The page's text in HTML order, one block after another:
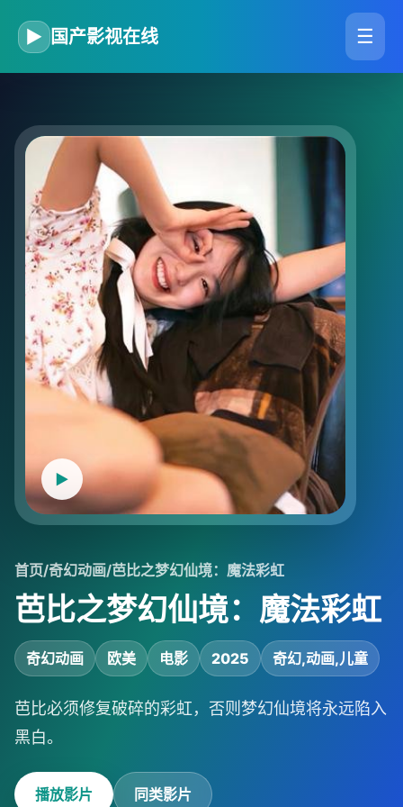
▶ 国产影视在线 ☰
首页/奇幻动画/芭比之梦幻仙境：魔法彩虹
芭比之梦幻仙境：魔法彩虹
奇幻动画 欧美 电影 2025 奇幻,动画,儿童
芭比必须修复破碎的彩虹，否则梦幻仙境将永远陷入
黑白。
播放影片 同类影片